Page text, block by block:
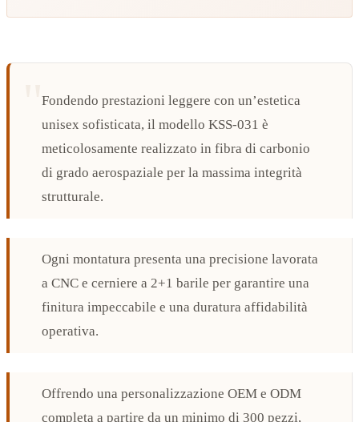
Fondendo prestazioni leggere con un’estetica
unisex sofisticata, il modello KSS-031 è
meticolosamente realizzato in fibra di carbonio
di grado aerospaziale per la massima integrità
strutturale.
Ogni montatura presenta una precisione lavorata
a CNC e cerniere a 2+1 barile per garantire una
finitura impeccabile e una duratura affidabilità
operativa.
Offrendo una personalizzazione OEM e ODM
completa a partire da un minimo di 300 pezzi,